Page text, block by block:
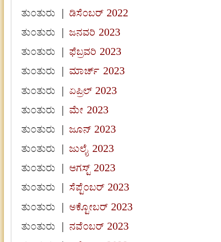
ತುಂತುರು
|ಡಿಸೆಂಬರ್ 2022
ತುಂತುರು
|ಜನವರಿ 2023
ತುಂತುರು
|ಫೆಬ್ರವರಿ 2023
ತುಂತುರು
|ಮಾರ್ಚ್ 2023
ತುಂತುರು
|ಏಪ್ರಿಲ್ 2023
ತುಂತುರು
|ಮೇ 2023
ತುಂತುರು
|ಜೂನ್ 2023
ತುಂತುರು
|ಜುಲೈ 2023
ತುಂತುರು
|ಆಗಸ್ಟ್ 2023
ತುಂತುರು
|ಸೆಪ್ಟೆಂಬರ್ 2023
ತುಂತುರು
|ಅಕ್ಟೋಬರ್ 2023
ತುಂತುರು
|ನವೆಂಬರ್ 2023